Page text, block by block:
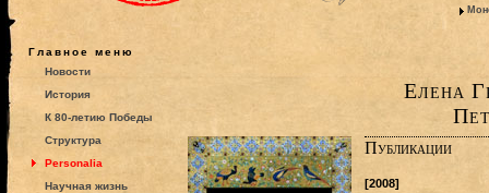
Главное меню
Новости
История
К 80-летию Победы
Структура
Personalia
Научная жизнь
Елена
Публикации
[2008]